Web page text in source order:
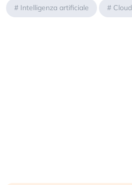
# Intelligenza artificiale # Cloud